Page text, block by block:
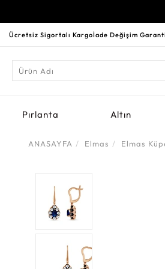
Ücretsiz Sigortalı Kargoİade Değişim
Pırlanta Altın
ANASAYFA Elmas Elmas